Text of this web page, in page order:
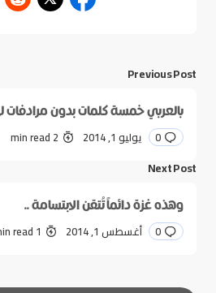
Previous Post
بالعربي خمسة كلمات بدون مرادفات لها
0 يوليو 1, 2014 2 min read
Next Post
وهذه غزة دائماً تُتقن الابتسامة ..
0 أغسطس 1, 2014 1 min read